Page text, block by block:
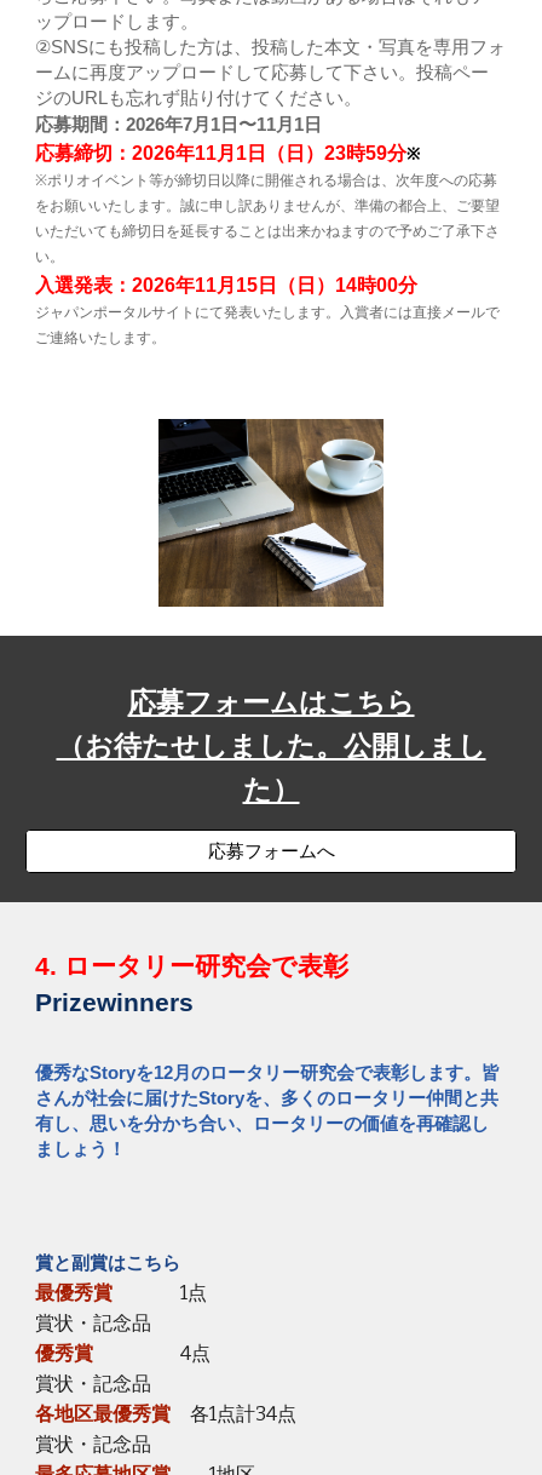
ップロードします。
②SNSにも投稿した方は、投稿した本文・写真を専用フォ
ームに再度アップロードして応募して下さい。投稿ペー
ジのURLも忘れず貼り付けてください。
応募期間：2026年7月1日〜11月1日
応募締切：2026年11月1日（日）23時59分※
※ポリオイベント等が締切日以降に開催される場合は、次年度への応募
をお願いいたします。誠に申し訳ありませんが、準備の都合上、ご要望
いただいても締切日を延長することは出来かねますので予めご了承下さ
い。
入選発表：2026年11月15日（日）14時00分
ジャパンポータルサイトにて発表いたします。入賞者には直接メールで
ご連絡いたします。
応募フォームはこちら
（お待たせしました。公開しまし
た）
応募フォームへ
4. ロータリー研究会で表彰
Prizewinners
優秀なStoryを12月のロータリー研究会で表彰します。 皆
さんが社会に届けたStoryを、多くのロータリー仲間と共
有し、思いを分かち合い、ロータリーの価値を再確認し
ましょう！
賞と副賞はこちら
最優秀賞
1点
賞状・記念品
優秀賞
4点
賞状・記念品
各地区最優秀賞 各1点計34点
賞状・記念品